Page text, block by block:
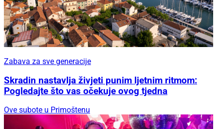
Zabava za sve generacije
Skradin nastavlja živjeti punim ljetnim ritmom:
Pogledajte što vas očekuje ovog tjedna
Ove subote u Primoštenu